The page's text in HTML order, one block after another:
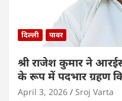
दिल्ली पावर
श्री राजेश कुमार ने
के रूप में पदभार ग्रहण
April 3, 2026 Sroj Varta